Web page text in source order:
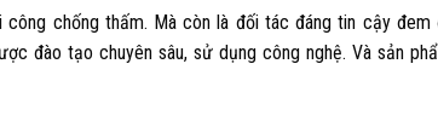
chống thấm. Mà còn là đối tác đáng tin cậy
đào tạo chuyên sâu, sử dụng công nghệ. Và sản